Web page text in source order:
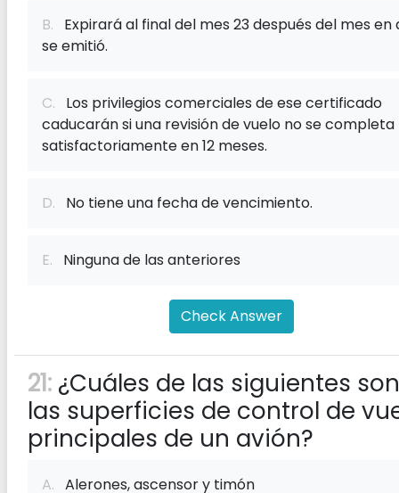
B. Expirará al final del mes 23 después del mes en
se emitió.
C. Los privilegios comerciales de ese certificado
caducarán si una revisión de vuelo no se completa
satisfactoriamente en 12 meses.
D. No tiene una fecha de vencimiento.
E. Ninguna de las anteriores
Check Answer
21: ¿Cuáles de las siguientes son
las superficies de control de
principales de un avión?
A. Alerones, ascensor y timón